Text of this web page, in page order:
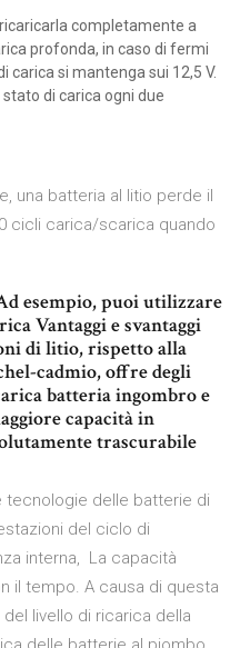
completamente a
profonda, in caso di fermi
carica si mantenga sui 12,5 V.
di carica ogni due
una batteria al litio perde il
cicli carica/scarica quando
esempio, puoi utilizzare
Vantaggi e svantaggi
di litio, rispetto alla
cadmio, offre degli
batteria ingombro e
capacità in
trascurabile
tecnologie delle batterie di
del ciclo di
interna, La capacità
il tempo. A causa di questa
livello di ricarica della